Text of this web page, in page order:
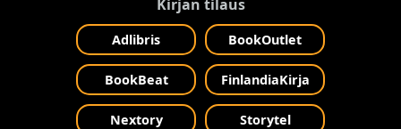
Kirjan tilaus
Adlibris BookOutlet
BookBeat FinlandiaKirja
Nextory Storytel